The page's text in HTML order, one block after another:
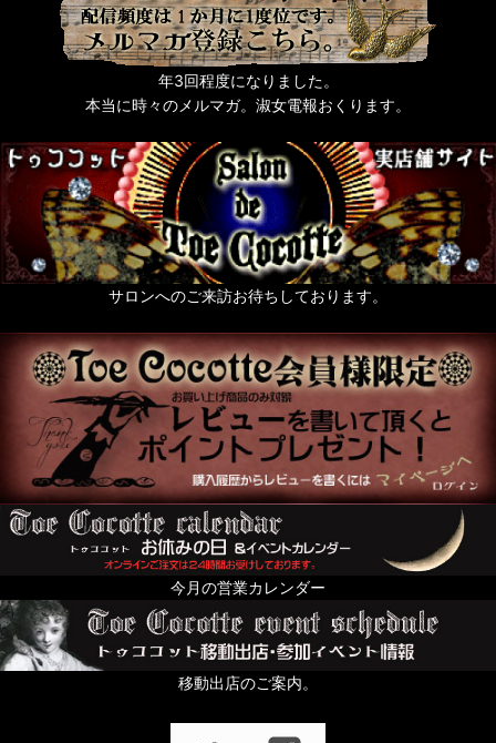
年3回程度になりました。
本当に時々のメルマガ。淑女電報おくります。
サロンへのご来訪お待ちしております。
今月の営業カレンダー
移動出店のご案内。